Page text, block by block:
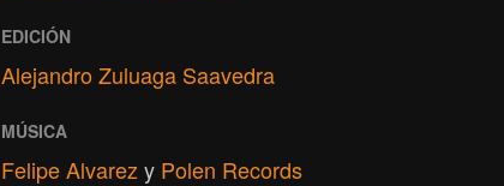
EDICIÓN
Alejandro Zuluaga Saavedra
MÚSICA
Felipe Alvarez y Polen Records